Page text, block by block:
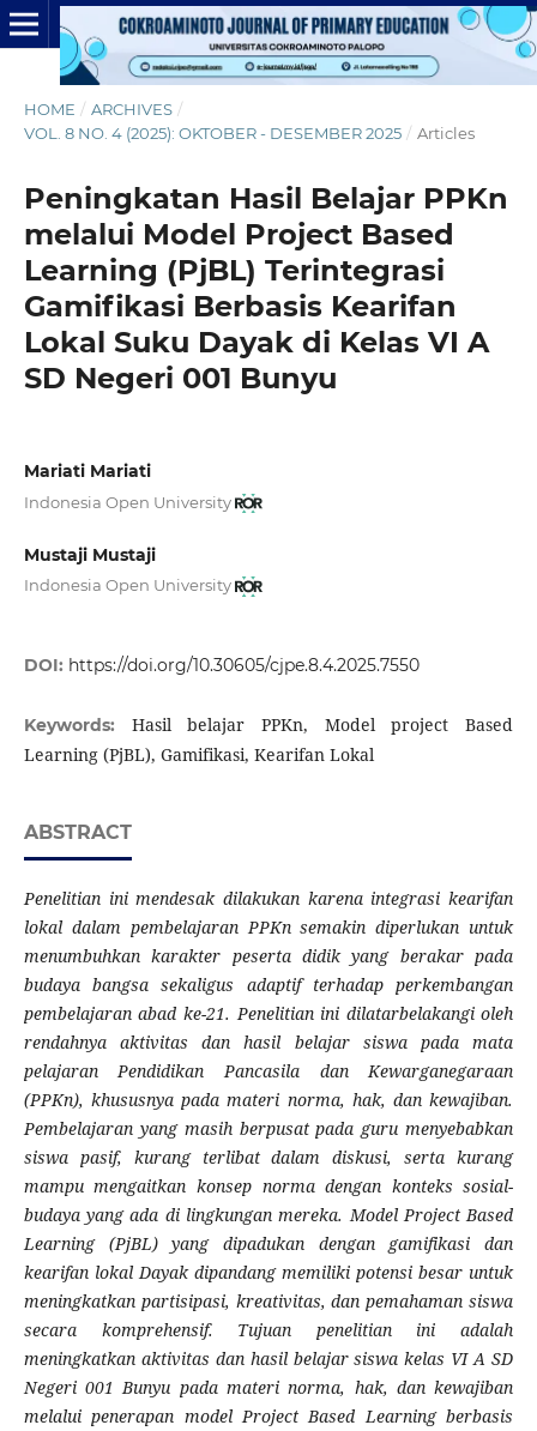
HOME / ARCHIVES /
VOL. 8 NO. 4 (2025): OKTOBER - DESEMBER 2025 / Articles
Peningkatan Hasil Belajar PPKn
melalui Model Project Based
Learning (PjBL) Terintegrasi
Gamifikasi Berbasis Kearifan
Lokal Suku Dayak di Kelas VI A
SD Negeri 001 Bunyu
Mariati Mariati
Indonesia Open University
Mustaji Mustaji
Indonesia Open University
DOI: https://doi.org/10.30605/cjpe.8.4.2025.7550
Keywords: Hasil belajar PPKn, Model project Based
Learning (PjBL), Gamifikasi, Kearifan Lokal
ABSTRACT
Penelitian ini mendesak dilakukan karena integrasi kearifan
lokal dalam pembelajaran PPKn semakin diperlukan untuk
menumbuhkan karakter peserta didik yang berakar pada
budaya bangsa sekaligus adaptif terhadap perkembangan
pembelajaran abad ke-21. Penelitian ini dilatarbelakangi oleh
rendahnya aktivitas dan hasil belajar siswa pada mata
pelajaran Pendidikan Pancasila dan Kewarganegaraan
(PPKn), khususnya pada materi norma, hak, dan kewajiban.
Pembelajaran yang masih berpusat pada guru menyebabkan
siswa pasif, kurang terlibat dalam diskusi, serta kurang
mampu mengaitkan konsep norma dengan konteks sosial-
budaya yang ada di lingkungan mereka. Model Project Based
Learning (PjBL) yang dipadukan dengan gamifikasi dan
kearifan lokal Dayak dipandang memiliki potensi besar untuk
meningkatkan partisipasi, kreativitas, dan pemahaman siswa
secara komprehensif. Tujuan penelitian ini adalah
meningkatkan aktivitas dan hasil belajar siswa kelas VI A SD
Negeri 001 Bunyu pada materi norma, hak, dan kewajiban
melalui penerapan model Project Based Learning berbasis